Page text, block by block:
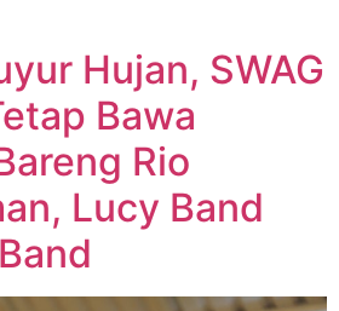
Hujan, SWAG
Bawa
Rio
Lucy Band